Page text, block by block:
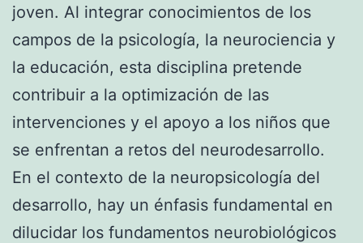
joven. Al integrar conocimientos de los
campos de la psicología, la neurociencia y
la educación, esta disciplina pretende
contribuir a la optimización de las
intervenciones y el apoyo a los niños que
se enfrentan a retos del neurodesarrollo.
En el contexto de la neuropsicología del
desarrollo, hay un énfasis fundamental en
dilucidar los fundamentos neurobiológicos